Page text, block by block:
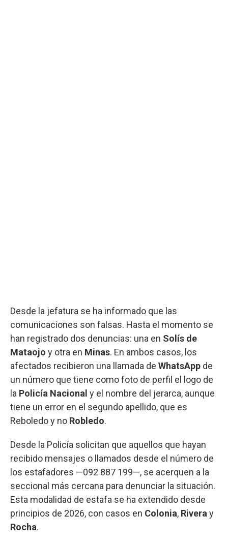
Desde la jefatura se ha informado que las
comunicaciones son falsas. Hasta el momento se
han registrado dos denuncias: una en Solís de
Mataojo y otra en Minas. En ambos casos, los
afectados recibieron una llamada de WhatsApp de
un número que tiene como foto de perfil el logo de
la Policía Nacional y el nombre del jerarca, aunque
tiene un error en el segundo apellido, que es
Reboledo y no Robledo.
Desde la Policía solicitan que aquellos que hayan
recibido mensajes o llamados desde el número de
los estafadores —092 887 199—, se acerquen a la
seccional más cercana para denunciar la situación.
Esta modalidad de estafa se ha extendido desde
principios de 2026, con casos en Colonia, Rivera y
Rocha.